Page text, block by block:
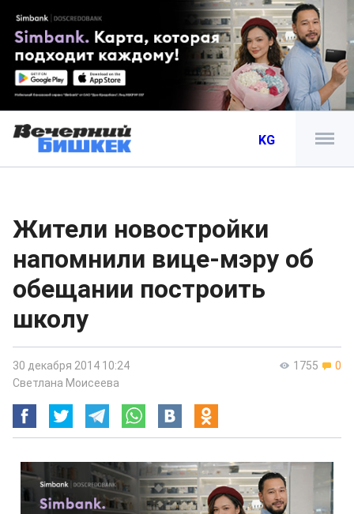
KG
Жители новостройки
напомнили вице-мэру об
обещании построить
школу
1755 0
30 декабря 2014 10:24
Светлана Моисеева